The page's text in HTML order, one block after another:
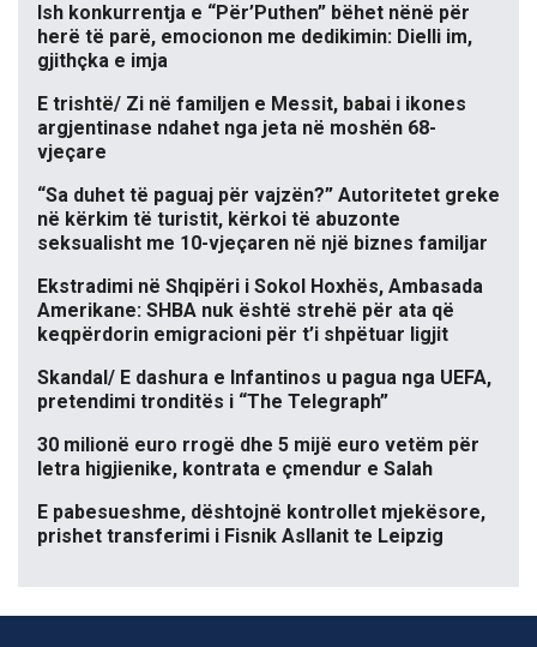
Ish konkurrentja e “Për’Puthen” bëhet nënë për
herë të parë, emocionon me dedikimin: Dielli im,
gjithçka e imja
E trishtë/ Zi në familjen e Messit, babai i ikones
argjentinase ndahet nga jeta në moshën 68-
vjeçare
“Sa duhet të paguaj për vajzën?” Autoritetet greke
në kërkim të turistit, kërkoi të abuzonte
seksualisht me 10-vjeçaren në një biznes familjar
Ekstradimi në Shqipëri i Sokol Hoxhës, Ambasada
Amerikane: SHBA nuk është strehë për ata që
keqpërdorin emigracioni për t’i shpëtuar ligjit
Skandal/ E dashura e Infantinos u pagua nga UEFA,
pretendimi tronditës i “The Telegraph”
30 milionë euro rrogë dhe 5 mijë euro vetëm për
letra higjienike, kontrata e çmendur e Salah
E pabesueshme, dështojnë kontrollet mjekësore,
prishet transferimi i Fisnik Asllanit te Leipzig